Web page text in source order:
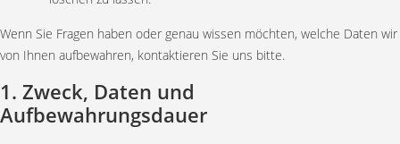
Wenn Sie Fragen haben oder genau wissen möchten, welche Daten wir
von Ihnen aufbewahren, kontaktieren Sie uns bitte.
1. Zweck, Daten und
Aufbewahrungsdauer